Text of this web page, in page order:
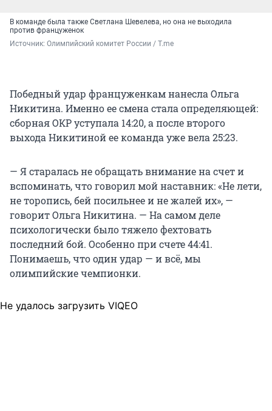
В команде была также Светлана Шевелева, но она не выходила
против француженок
Источник: Олимпийский комитет России / T.me
Победный удар француженкам нанесла Ольга
Никитина. Именно ее смена стала определяющей:
сборная ОКР уступала 14:20, а после второго
выхода Никитиной ее команда уже вела 25:23.
— Я старалась не обращать внимание на счет и
вспоминать, что говорил мой наставник: «Не лети,
не торопись, бей посильнее и не жалей их», —
говорит Ольга Никитина. — На самом деле
психологически было тяжело фехтовать
последний бой. Особенно при счете 44:41.
Понимаешь, что один удар — и всё, мы
олимпийские чемпионки.
Не удалось загрузить VIQEO